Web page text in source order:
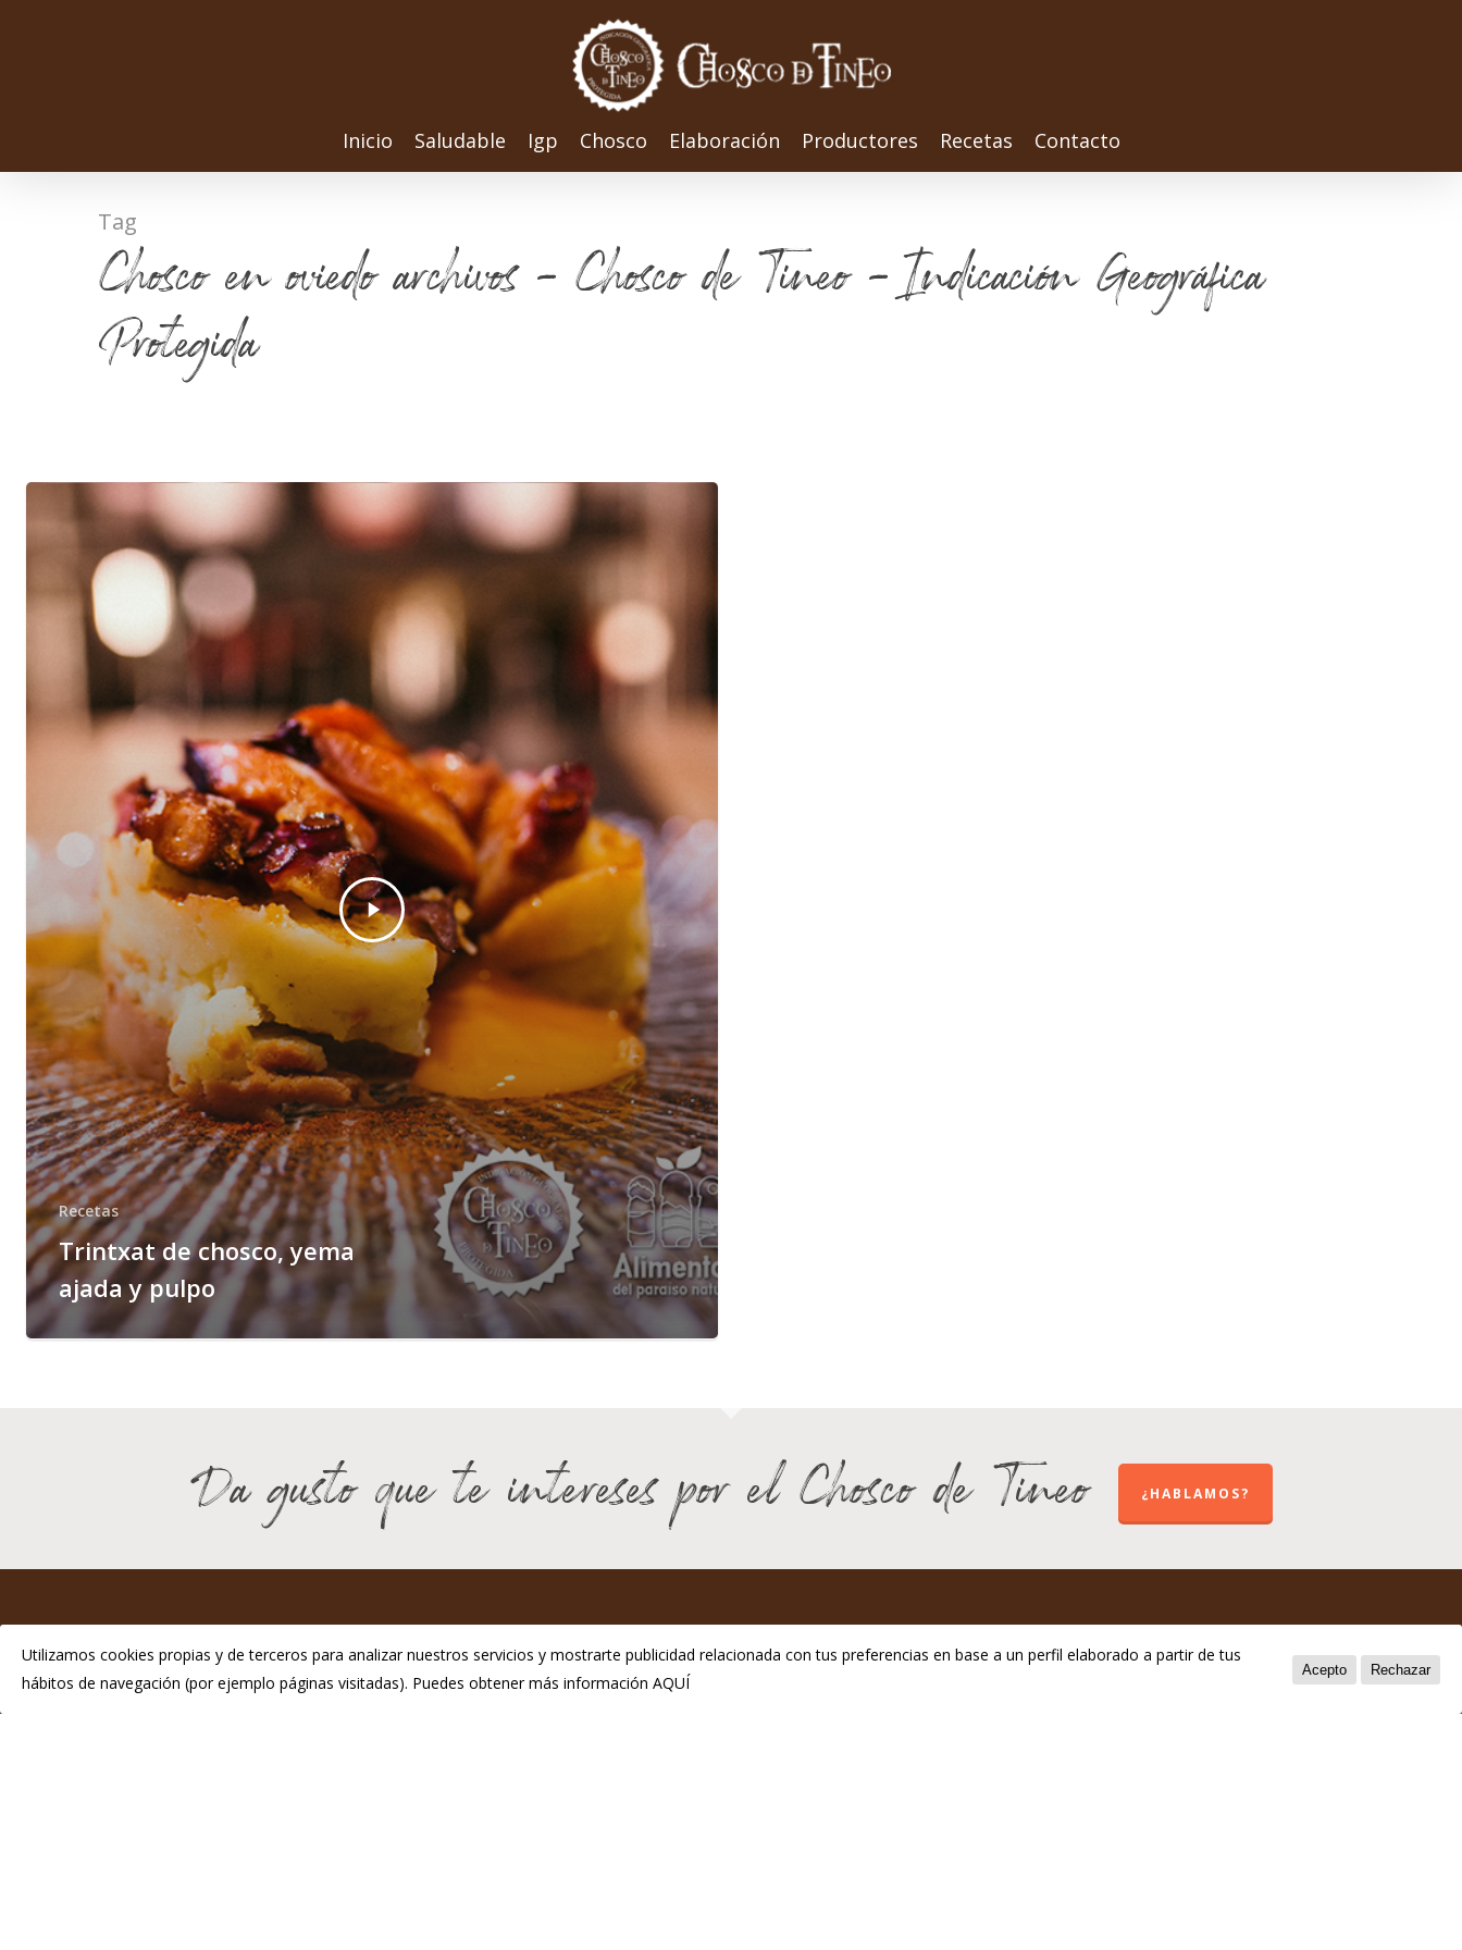
Inicio Saludable Igp Chosco Elaboración Productores Recetas Contacto
Tag
Chosco en oviedo archivos - Chosco de Tineo - Indicación Geográfica
Protegida
Recetas
Trintxat de chosco, yema
ajada y pulpo
Da gusto que te intereses por el Chosco de Tineo ¿HABLAMOS?
IGP Chosco de Tineo
C.P.E. de Tineo
Pol. Ind. La Curiscada
Utilizamos cookies propias y de terceros para analizar nuestros servicios y mostrarte publicidad relacionada con tus preferencias en base a un perfil elaborado a partir de tus
hábitos de navegación (por ejemplo páginas visitadas). Puedes obtener más información AQUÍ
Acepto Rechazar